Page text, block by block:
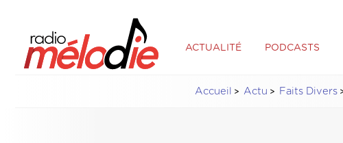
ACTUALITÉ PODCASTS
Accueil Actu Faits Divers